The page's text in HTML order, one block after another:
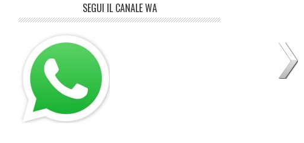
SEGUI IL CANALE WA